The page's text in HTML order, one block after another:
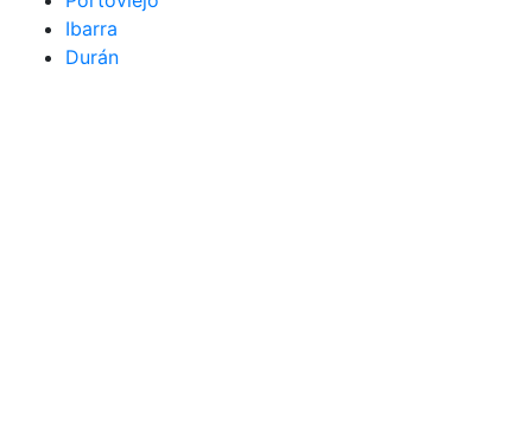
Ibarra
Durán